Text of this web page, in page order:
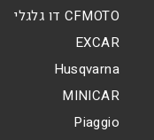
CFMOTO דו גלגלי
EXCAR
Husqvarna
MINICAR
Piaggio